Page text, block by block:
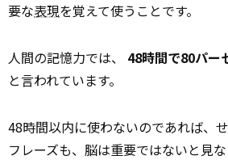
要な表現を覚えて使うことです。
人間の記憶力では、 48時間で80パー
と言われています。
48時間以内に使わないのであれば、
フレーズも、脳は重要ではないと見